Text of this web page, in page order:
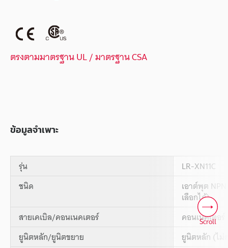
ตรงตามมาตรฐาน UL / มาตรฐาน CSA
ข้อมูลจำเพาะ
รุ่น
LR-XN11C
ชนิด
เอาต์พุต
เลือกได้)
สายเคเบิล/คอนเนคเตอร์
คอนเนคเตอร์
ยูนิตหลัก/ยูนิตขยาย
ยูนิตหลัก (ไม่
Scroll